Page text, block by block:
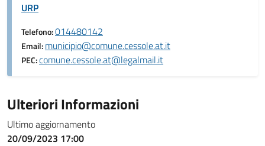
URP
Telefono:014480142
Email:municipio@comune.cessole.at.it
PEC:comune.cessole.at@legalmail.it
Ulteriori Informazioni
Ultimo aggiornamento
20/09/2023 17:00